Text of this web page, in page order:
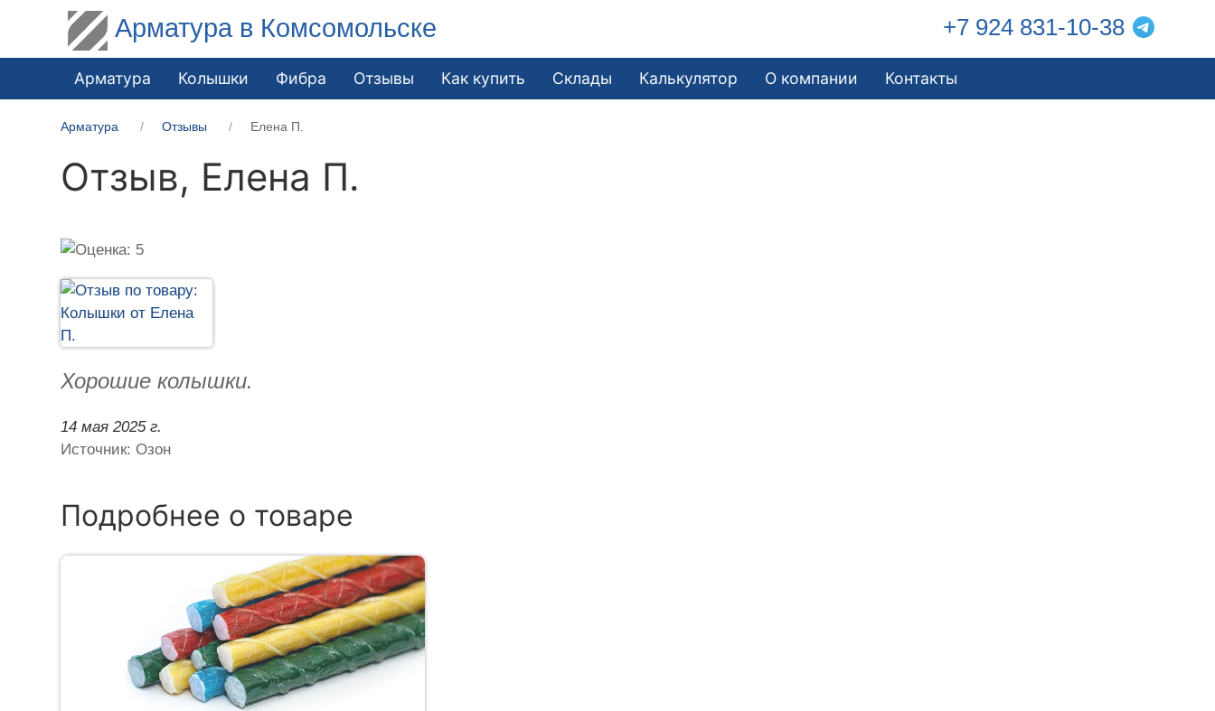
Арматура в Комсомольске +7 924 831-10-38
Арматура Колышки Фибра Отзывы Как купить Склады Калькулятор О компании Контакты
Арматура Отзывы Елена П.
Отзыв, Елена П.
Хорошие колышки.
14 мая 2025 г.
Источник: Озон
Подробнее о товаре